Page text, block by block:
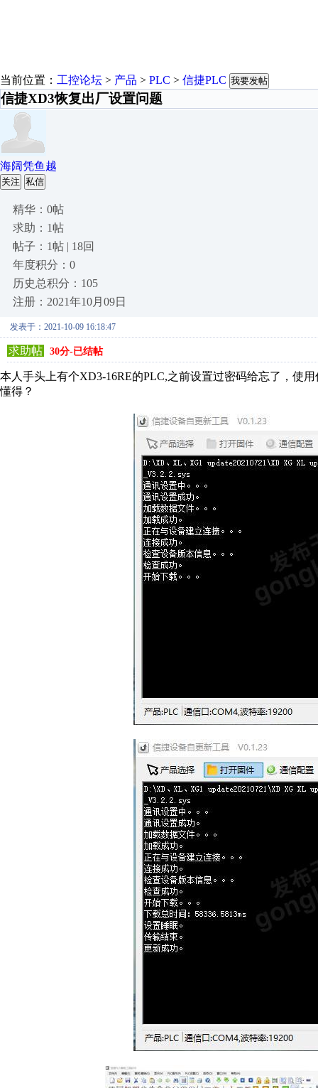
当前位置： 工控论坛 > 产品 > PLC > 信捷PLC 我要发帖
信捷XD3恢复出厂设置问题
海阔凭鱼越
关注 私信
精华：0帖
求助：1帖
帖子：1帖 | 18回
年度积分：0
历史总积分：105
注册：2021年10月09日
发表于：2021-10-09 16:18:47
求助帖 30分-已结帖
本人手头上有个XD3-16RE的PLC,之前设置过密码给忘了，使
懂得？